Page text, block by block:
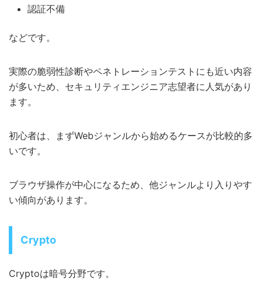
認証不備
などです。
実際の脆弱性診断やペネトレーションテストにも近い内容
が多いため、セキュリティエンジニア志望者に人気があり
ます。
初心者は、まずWebジャンルから始めるケースが比較的多
いです。
ブラウザ操作が中心になるため、他ジャンルより入りやす
い傾向があります。
Crypto
Cryptoは暗号分野です。